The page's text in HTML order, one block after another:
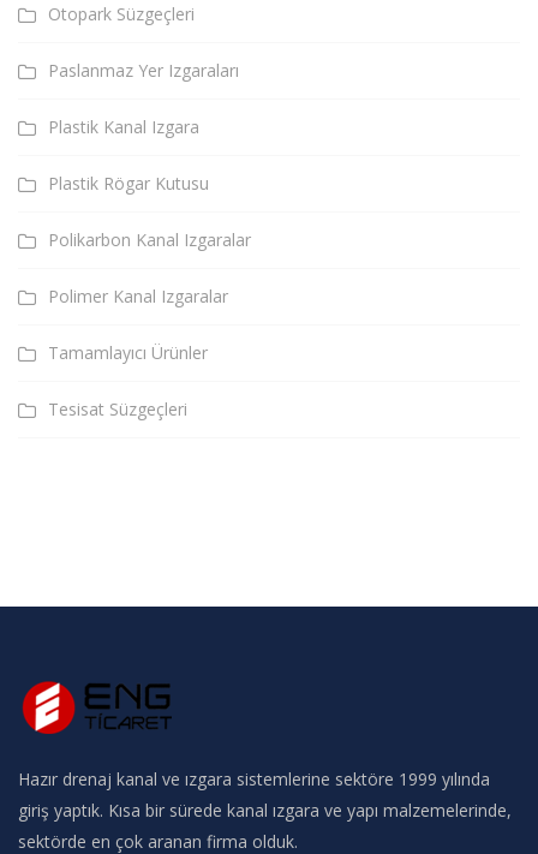
Otopark Süzgeçleri
Paslanmaz Yer Izgaraları
Plastik Kanal Izgara
Plastik Rögar Kutusu
Polikarbon Kanal Izgaralar
Polimer Kanal Izgaralar
Tamamlayıcı Ürünler
Tesisat Süzgeçleri
Hazır drenaj kanal ve ızgara sistemlerine sektöre 1999 yılında
giriş yaptık. Kısa bir sürede kanal ızgara ve yapı malzemelerinde,
sektörde en çok aranan firma olduk.